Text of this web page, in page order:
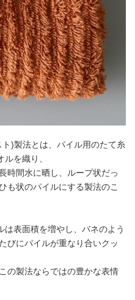
)製法とは、パイル用のたて糸
を織り、
時間水に晒し、ループ状だっ
も状のパイルにする製法のこ
表面積を増やし、バネのよう
びにパイルが重なり合いクッ
の製法ならではの豊かな表情